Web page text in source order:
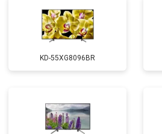
KD-55XG8096BR